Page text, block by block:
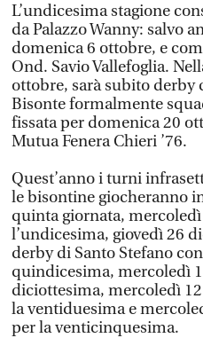
L’undicesima stagione
da Palazzo Wanny: salvo
domenica 6 ottobre, e
Ond. Savio Vallefoglia.
ottobre, sarà subito derby
Bisonte formalmente
fissata per domenica 20
Mutua Fenera Chieri ’76.
Quest’anno i turni
le bisontine giocheranno
quinta giornata,
l’undicesima, giovedì 26
derby di Santo Stefano
quindicesima, mercoledì
diciottesima, mercoledì
la ventiduesima e
per la venticinquesima.